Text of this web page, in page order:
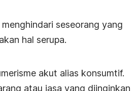
seseorang yang
hal serupa.
akut alias konsumtif.
atau jasa yang diinginkan